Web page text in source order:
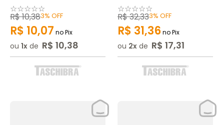
☆☆☆☆☆
R$10,383% OFF
R$ 10,07 no Pix
ou 1 de R$ 10,38
☆☆☆☆☆
R$32,333% OFF
R$ 31,36no Pix
ou 2 de R$ 17,31